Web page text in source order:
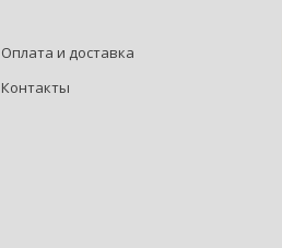
Оплата и доставка
Контакты